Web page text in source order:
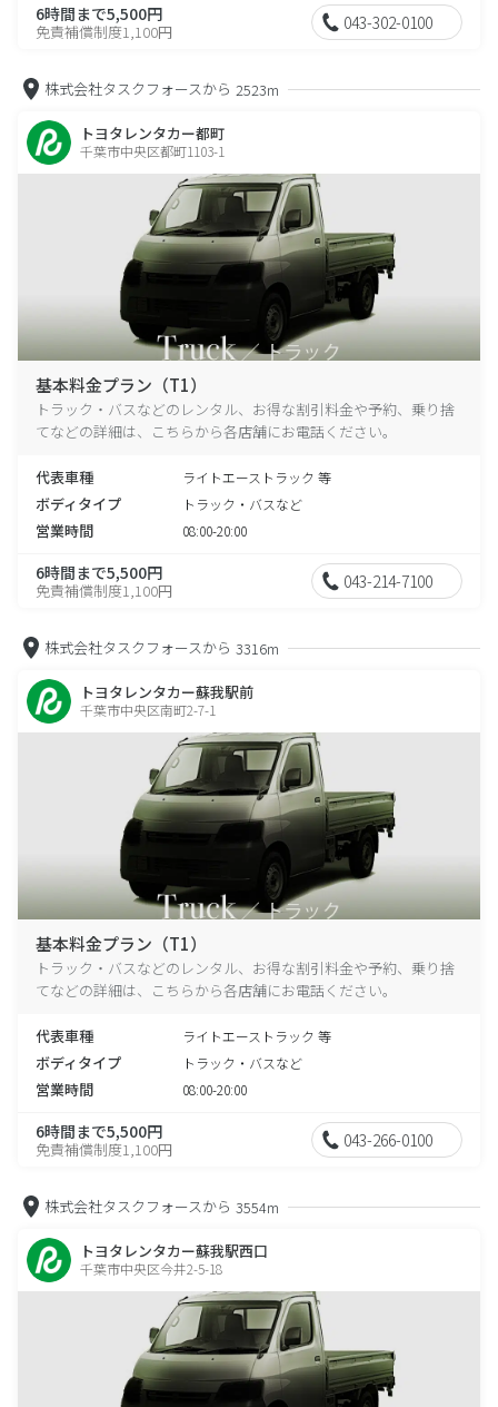
6時間まで5,500円
免責補償制度1,100円 043-302-0100
株式会社タスクフォースから 2523m
トヨタレンタカー都町
千葉市中央区都町1103-1
基本料金プラン（T1）
トラック・バスなどのレンタル、お得な割引料金や予約、乗り捨
てなどの詳細は、こちらから各店舗にお電話ください。
代表車種 ライトエーストラック 等
ボディタイプ トラック・バスなど
営業時間 08:00-20:00
6時間まで5,500円
免責補償制度1,100円 043-214-7100
株式会社タスクフォースから 3316m
トヨタレンタカー蘇我駅前
千葉市中央区南町2-7-1
基本料金プラン（T1）
トラック・バスなどのレンタル、お得な割引料金や予約、乗り捨
てなどの詳細は、こちらから各店舗にお電話ください。
代表車種 ライトエーストラック 等
ボディタイプ トラック・バスなど
営業時間 08:00-20:00
6時間まで5,500円
免責補償制度1,100円 043-266-0100
株式会社タスクフォースから 3554m
トヨタレンタカー蘇我駅西口
千葉市中央区今井2-5-18